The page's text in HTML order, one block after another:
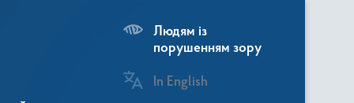
Людям із
порушенням зору
In English